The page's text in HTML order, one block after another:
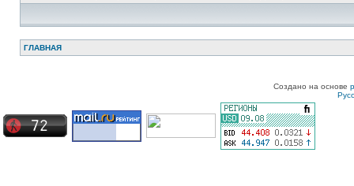
ГЛАВНАЯ
Создано на основе